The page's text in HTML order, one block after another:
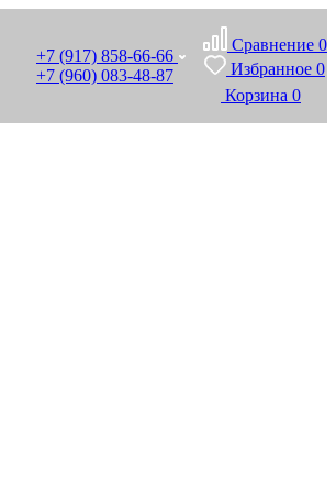
+7 (917) 858-66-66
+7 (960) 083-48-87
Сравнение 0
Избранное 0
Корзина 0